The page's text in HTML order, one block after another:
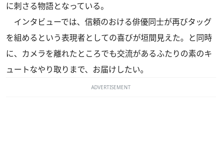
に刺さる物語となっている。
インタビューでは、信頼のおける俳優同士が再びタッグ
を組めるという表現者としての喜びが垣間見えた。と同時
に、カメラを離れたところでも交流があるふたりの素のキ
ュートなやり取りまで、お届けしたい。
ADVERTISEMENT